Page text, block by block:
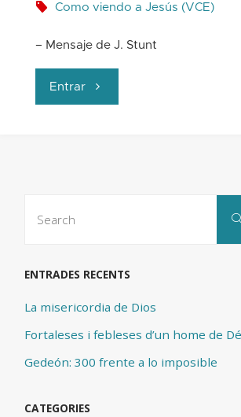
Como viendo a Jesús (VCE)
– Mensaje de J. Stunt
Entrar"En
ENTRADES RECENTS
La misericordia de Dios
Fortaleses i febleses d’un home de
Gedeón: 300 frente a lo imposible
CATEGORIES